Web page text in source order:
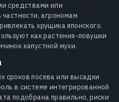
средствами или
агрономам
хрущика японского.
как растения-ловушки
капустной мухи.
сроков посева или высадки
в системе интегрированной
подобрана правильно, риски